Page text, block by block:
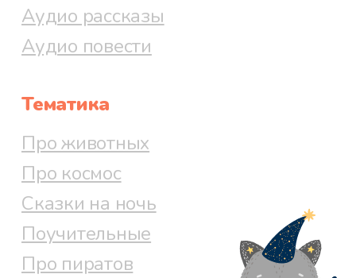
Аудио рассказы
Аудио повести
Тематика
Про животных
Про космос
Сказки на ночь
Поучительные
Про пиратов